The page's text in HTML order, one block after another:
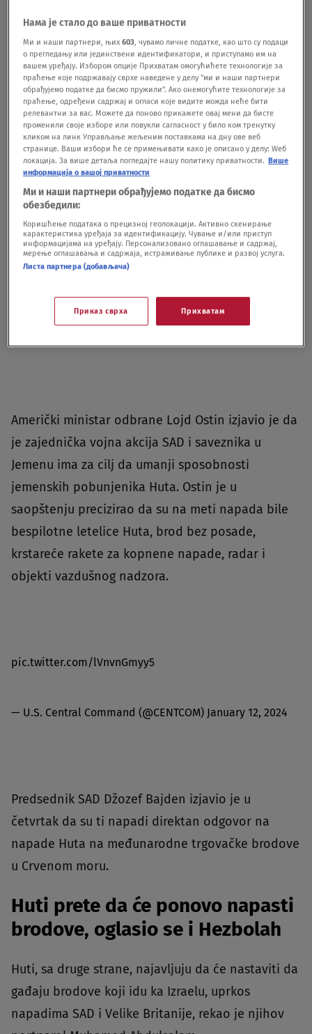
Crvenom moru, uključujući i ratne brodove Velike
Britanije i SAD samo ove nedelje", kaže britanski
premijer.
Four@RoyalAirForceTyphoons have conducted precision
forces.
The threat to innocent lives and global trade has
become so great that this action was not only necessary,
it was our duty to protect vessels & freedom of
— Rt Hon Grant Shapps MP (@grantshapps)
Američki ministar odbrane Lojd Ostin izjavio je da
je zajednička vojna akcija SAD i saveznika u
Jemenu ima za cilj da umanji sposobnosti
jemenskih pobunjenika Huta. Ostin je u
saopštenju precizirao da su na meti napada bile
bespilotne letelice Huta, brod bez posade,
krstareće rakete za kopnene napade, radar i
objekti vazdušnog nadzora.
pic.twitter.com/lVnvnGmyy5
— U.S. Central Command (@CENTCOM) January 12, 2024
Predsednik SAD Džozef Bajden izjavio je u
četvrtak da su ti napadi direktan odgovor na
napade Huta na međunarodne trgovačke brodove
u Crvenom moru.
Huti prete da će ponovo napasti
brodove, oglasio se i Hezbolah
Huti, sa druge strane, najavljuju da će nastaviti da
gađaju brodove koji idu ka Izraelu, uprkos
napadima SAD i Velike Britanije, rekao je njihov
Нама је стало до ваше приватности
Ми и наши партнери, њих603, чувамо личне податке, као што су подаци
о прегледању или јединствени идентификатори, и приступамо им на
вашем уређају. Избором опције Прихватам омогућићете технологије за
праћење које подржавају сврхе наведене у делу "ми и наши партнери
обрађујемо податке да бисмо пружили". Ако онемогућите технологије за
праћење, одређени садржај и огласи које видите можда неће бити
релевантни за вас. Можете да поново прикажете овај мени да бисте
променили своје изборе или повукли сагласност у било ком тренутку
кликом на линк Управљање жељеним поставкама на дну ове веб
странице. Ваши избори ће се примењивати како је описано у делу: Wеб
локација. За више детаља погледајте нашу политику приватности. Више
информација о вашој приватности
Ми и наши партнери обрађујемо податке да бисмо
обезбедили:
Коришћење података о прецизној геолокацији. Активно скенирање
карактеристика уређаја за идентификацију. Чување и/или приступ
информацијама на уређају. Персонализовано оглашавање и садржај,
мерење оглашавања и садржаја, истраживање публике и развој услуга.
Листа партнера (добављача)
Приказ сврха Прихватам